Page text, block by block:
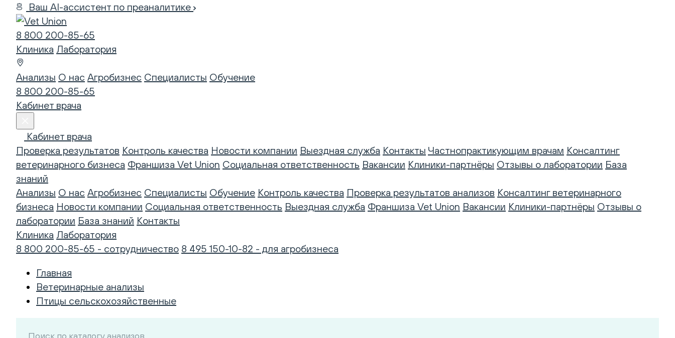
Ваш AI-ассистент по преаналитике
8 800 200-85-65
Клиника Лаборатория
Анализы О нас Агробизнес Специалисты Обучение
8 800 200-85-65
Кабинет врача
Кабинет врача
Проверка результатов Контроль качества Новости компании Выездная служба Контакты Частнопрактикующим врачам Консалтинг
ветеринарного бизнеса Франшиза Vet Union Социальная ответственность Вакансии Клиники-партнёры Отзывы о лаборатории База
знаний
Анализы О нас Агробизнес Специалисты Обучение Контроль качества Проверка результатов анализов Консалтинг ветеринарного
бизнеса Новости компании Социальная ответственность Выездная служба Франшиза Vet Union Вакансии Клиники-партнёры Отзывы о
лаборатории База знаний Контакты
Клиника Лаборатория
8 800 200-85-65 - сотрудничество 8 495 150-10-82 - для агробизнеса
Главная
Ветеринарные анализы
Птицы сельскохозяйственные